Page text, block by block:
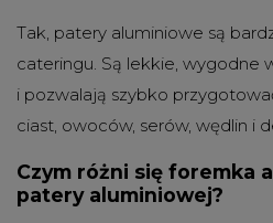
Tak, patery aluminiowe są
cateringu. Są lekkie, wygodne
i pozwalają szybko
ciast, owoców, serów, wędlin i
Czym różni się foremka
patery aluminiowej?